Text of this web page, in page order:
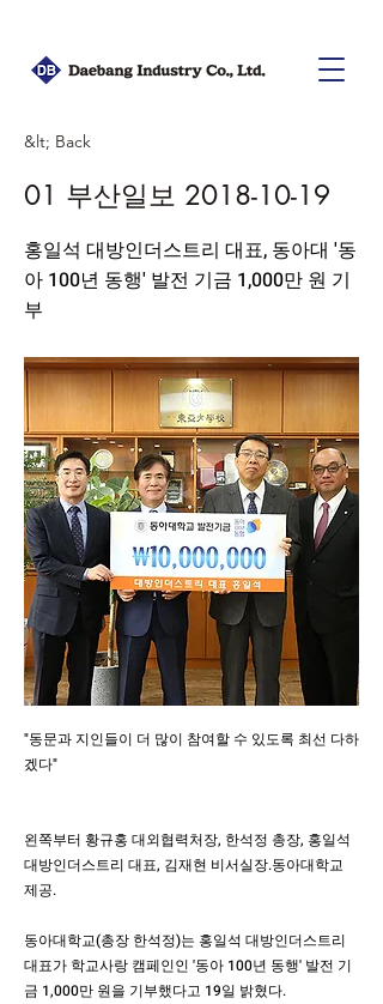
&lt; Back
01 부산일보 2018-10-19
홍일석 대방인더스트리 대표, 동아대 '동
아 100년 동행' 발전 기금 1,000만 원 기
부
"동문과 지인들이 더 많이 참여할 수 있도록 최선 다하
겠다"
왼쪽부터 황규홍 대외협력처장, 한석정 총장, 홍일석
대방인더스트리 대표, 김재현 비서실장.동아대학교
제공.
동아대학교(총장 한석정)는 홍일석 대방인더스트리
대표가 학교사랑 캠페인인 '동아 100년 동행' 발전 기
금 1,000만 원을 기부했다고 19일 밝혔다.